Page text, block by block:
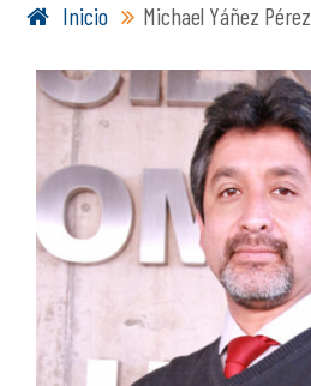
Inicio Michael Yáñez Pérez